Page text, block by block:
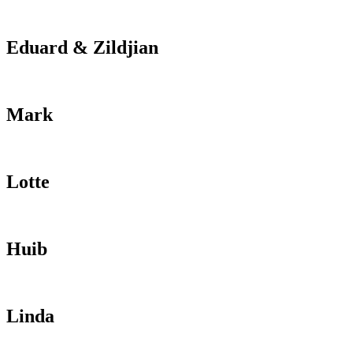
Eduard & Zildjian
Mark
Lotte
Huib
Linda